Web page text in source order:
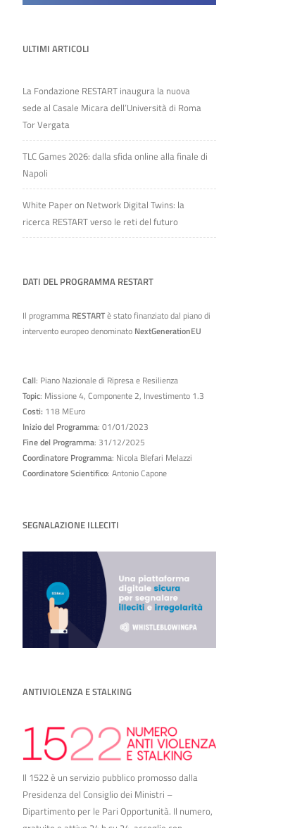
ULTIMI ARTICOLI
La Fondazione RESTART inaugura la nuova
sede al Casale Micara dell’Università di Roma
Tor Vergata
TLC Games 2026: dalla sfida online alla finale di
Napoli
White Paper on Network Digital Twins: la
ricerca RESTART verso le reti del futuro
DATI DEL PROGRAMMA RESTART
Il programma RESTARTè stato finanziato dal piano di
intervento europeo denominato NextGenerationEU
Call: Piano Nazionale di Ripresa e Resilienza
Topic: Missione 4, Componente 2, Investimento 1.3
Costi: 118 MEuro
Inizio del Programma: 01/01/2023
Fine del Programma: 31/12/2025
Coordinatore Programma: Nicola Blefari Melazzi
Coordinatore Scientifico: Antonio Capone
SEGNALAZIONE ILLECITI
ANTIVIOLENZA E STALKING
Il 1522 è un servizio pubblico promosso dalla
Presidenza del Consiglio dei Ministri –
Dipartimento per le Pari Opportunità. Il numero,